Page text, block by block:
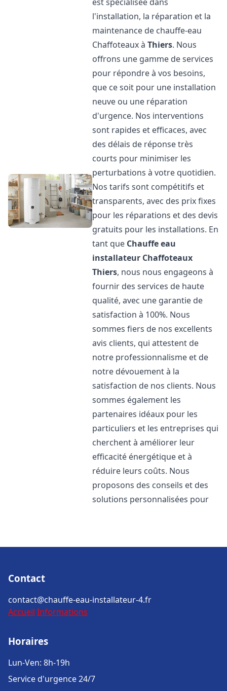
l'installation, la réparation et la
maintenance de chauffe-eau
Chaffoteaux àThiers. Nous
offrons une gamme de services
pour répondre à vos besoins,
que ce soit pour une installation
neuve ou une réparation
d'urgence. Nos interventions
sont rapides et efficaces, avec
des délais de réponse très
courts pour minimiser les
perturbations à votre quotidien.
Nos tarifs sont compétitifs et
transparents, avec des prix fixes
pour les réparations et des devis
gratuits pour les installations. En
tant que Chauffe eau
installateur Chaffoteaux
Thiers, nous nous engageons à
fournir des services de haute
qualité, avec une garantie de
satisfaction à 100%. Nous
sommes fiers de nos excellents
avis clients, qui attestent de
notre professionnalisme et de
notre dévouement à la
satisfaction de nos clients. Nous
sommes également les
partenaires idéaux pour les
particuliers et les entreprises qui
cherchent à améliorer leur
efficacité énergétique et à
réduire leurs coûts. Nous
proposons des conseils et des
solutions personnalisées pour
Contact
contact@chauffe-eau-installateur-4.fr
Accueil Informations
Horaires
Lun-Ven: 8h-19h
Service d'urgence 24/7